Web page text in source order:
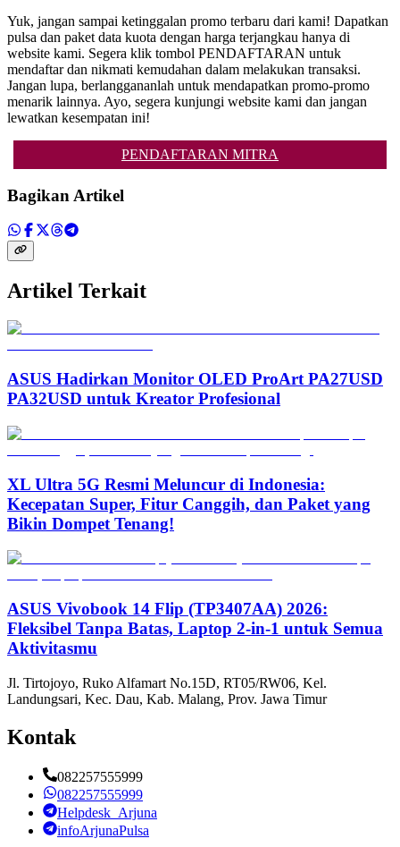
Yuk, jangan sampai ketinggalan promo terbaru dari kami! Dapatkan
pulsa dan paket data kuota dengan harga terjangkau hanya di
website kami. Segera klik tombol PENDAFTARAN untuk
mendaftar dan nikmati kemudahan dalam melakukan transaksi.
Jangan lupa, berlanggananlah untuk mendapatkan promo-promo
menarik lainnya. Ayo, segera kunjungi website kami dan jangan
lewatkan kesempatan ini!
PENDAFTARAN MITRA
Bagikan Artikel
Artikel Terkait
ASUS Hadirkan Monitor OLED ProArt PA27USD
PA32USD untuk Kreator Profesional
XL Ultra 5G Resmi Meluncur di Indonesia:
Kecepatan Super, Fitur Canggih, dan Paket yang
Bikin Dompet Tenang!
ASUS Vivobook 14 Flip (TP3407AA) 2026:
Fleksibel Tanpa Batas, Laptop 2-in-1 untuk Semua
Aktivitasmu
Jl. Tirtojoyo, Ruko Alfamart No.15D, RT05/RW06, Kel.
Landungsari, Kec. Dau, Kab. Malang, Prov. Jawa Timur
Kontak
082257555999
082257555999
Helpdesk_Arjuna
infoArjunaPulsa